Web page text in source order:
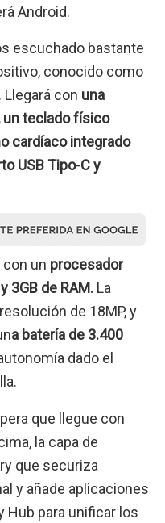
Android.
escuchado bastante
conocido como
Llegará con una
un teclado físico
cardíaco integrado
USB Tipo-C y
con un procesador
3GB de RAM. La
de 18MP, y
a batería de 3.400
dado el
que llegue con
la capa de
que securiza
y añade aplicaciones
Hub para unificar los